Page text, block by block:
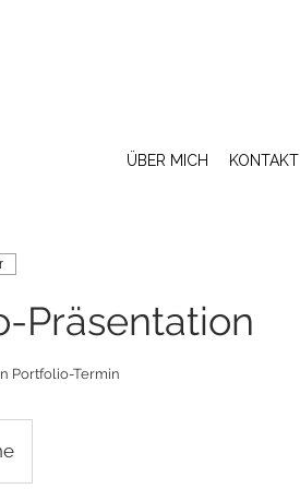
ÜBER MICH KONTAKT
Präsentation
Portfolio-Termin